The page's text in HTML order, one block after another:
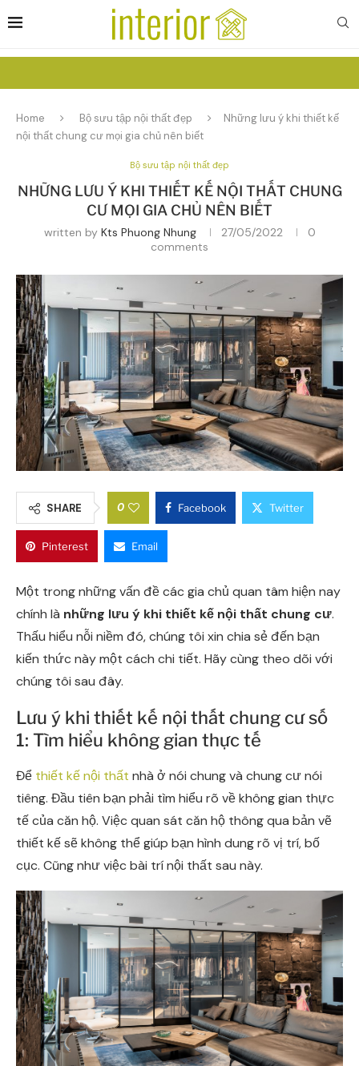
Home Bộ sưu tập nội thất đẹp
Những lưu ý khi thiết kế
nội thất chung cư mọi gia chủ nên biết
Bộ sưu tập nội thất đẹp
NHỮNG LƯU Ý KHI THIẾT KẾ NỘI THẤT CHUNG
CƯ MỌI GIA CHỦ NÊN BIẾT
written by Kts Phuong Nhung 27/05/2022
0
comments
SHARE 0 Facebook Twitter
Pinterest Email
Một trong những vấn đề các gia chủ quan tâm hiện nay
chính là những lưu ý khi thiết kế nội thất chung cư.
Thấu hiểu nỗi niềm đó, chúng tôi xin chia sẻ đến bạn
kiến thức này một cách chi tiết. Hãy cùng theo dõi với
chúng tôi sau đây.
Lưu ý khi thiết kế nội thất chung cư số
1: Tìm hiểu không gian thực tế
Để thiết kế nội thất nhà ở nói chung và chung cư nói
tiêng. Đầu tiên bạn phải tìm hiểu rõ về không gian thực
tế của căn hộ. Việc quan sát căn hộ thông qua bản vẽ
thiết kế sẽ không thể giúp bạn hình dung rõ vị trí, bố
cục. Cũng như việc bài trí nội thất sau này.